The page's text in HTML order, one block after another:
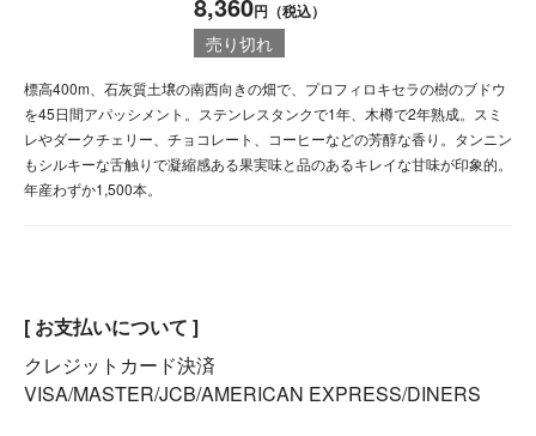
円（税込）
売り切れ
標高400m、石灰質土壌の南西向きの畑で、プロフィロキセラの樹のブドウ
を45日間アパッシメント。ステンレスタンクで1年、木樽で2年熟成。スミ
レやダークチェリー、チョコレート、コーヒーなどの芳醇な香り。タンニン
もシルキーな舌触りで凝縮感ある果実味と品のあるキレイな甘味が印象的。
年産わずか1,500本。
[ お支払いについて ]
クレジットカード決済
VISA/MASTER/JCB/AMERICAN EXPRESS/DINERS